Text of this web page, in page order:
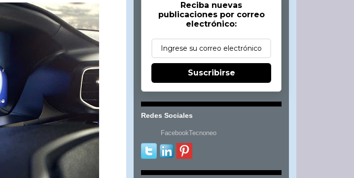
Reciba nuevas
publicaciones por correo
electrónico:
Suscribirse
Redes Sociales
FacebookTecnoneo